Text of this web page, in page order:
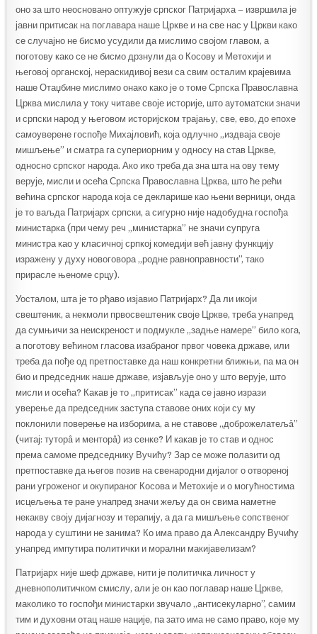
оно за што неосновано оптужује српског Патријарха – извршила је
јавни притисак на поглавара наше Цркве и на све нас у Цркви како
се случајно не бисмо усудили да мислимо својом главом, а
поготову како се не бисмо дрзнули да о Косову и Метохији и
његовој органској, нераскидивој вези са свим осталим крајевима
наше Отаџбине мислимо онако како је о томе Српска Православна
Црква мислила у току читаве своје историје, што аутоматски значи
и српски народ у његовом историјском трајању, све, ево, до епохе
самоуверене госпође Михајловић, која одлучно „издваја своје
мишљење” и сматра га супериорним у односу на став Цркве,
односно српског народа. Ако ико треба да зна шта на ову тему
верује, мисли и осећа Српска Православна Црква, што ће рећи
већина српског народа која се декларише као њени верници, онда
је то ваљда Патријарх српски, а сигурно није надобудна госпођа
министарка (при чему реч „министарка” не значи супруга
министра као у класичној српкој комедији већ јавну функцију
изражену у духу новоговора „родне равноправности”, тако
прирасле њеноме срцу).
Уосталом, шта је то рђаво изјавио Патријарх? Да ли икоји
свештеник, а некмоли првосвештеник своје Цркве, треба унапред
да сумњичи за неискреност и подмукле „задње намере” било кога,
а поготову већином гласова изабраног првог човека државе, или
треба да пође од претпоставке да наш конкретни ближњи, па ма он
био и председник наше државе, изјављује оно у што верује, што
мисли и осећа? Какав је то „притисак” када се јавно изрази
уверење да председник заступа ставове оних који су му
поклонили поверење на изборима, а не ставове „доброжелатељâ”
(читај: туторâ и менторâ) из сенке? И какав је то став и однос
према самоме председнику Вучићу? Зар се може полазити од
претпоставке да његов позив на свенародни дијалог о отвореној
рани угроженог и окупираног Косова и Метохије и о могућностима
исцељења те ране унапред значи жељу да он свима наметне
некакву своју дијагнозу и терапију, а да га мишљење сопственог
народа у суштини не занима? Ко има право да Александру Вучићу
унапред импутира политички и морални макијавелизам?
Патријарх није шеф државе, нити је политичка личност у
дневнополитичком смислу, али је он као поглавар наше Цркве,
маколико то госпођи министарки звучало „антисекуларно”, самим
тим и духовни отац наше нације, па зато има не само право, које му